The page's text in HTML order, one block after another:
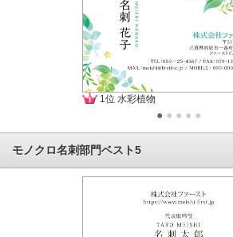
1位 水彩植物
● ● ● ● ●
モノクロ名刺部門ベスト5